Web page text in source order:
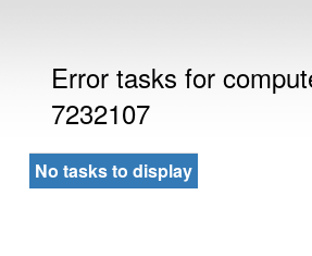
Error tasks for
7232107
No tasks to display